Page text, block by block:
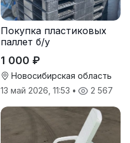
Покупка пластиковых
паллет б/у
1 000 ₽
Новосибирская область
13 май 2026, 11:53 • 2 567